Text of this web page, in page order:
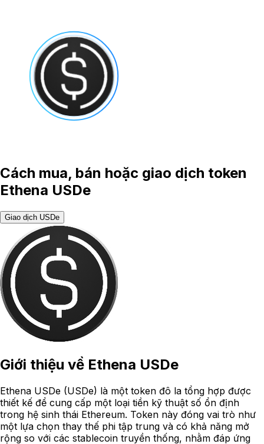
Cách mua, bán hoặc giao dịch token
Ethena USDe
Giao dịch USDe
Giới thiệu về Ethena USDe
Ethena USDe (USDe) là một token đô la tổng hợp được
thiết kế để cung cấp một loại tiền kỹ thuật số ổn định
trong hệ sinh thái Ethereum. Token này đóng vai trò như
một lựa chọn thay thế phi tập trung và có khả năng mở
rộng so với các stablecoin truyền thống, nhằm đáp ứng